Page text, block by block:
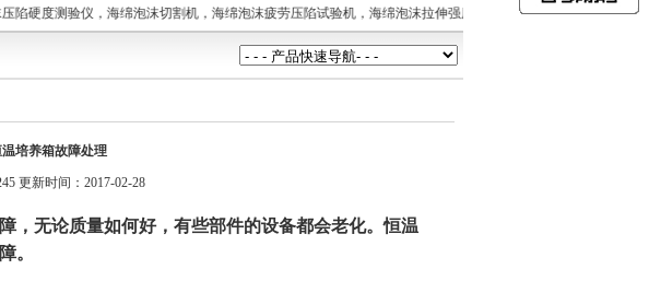
硬度测验仪，海绵泡沫切割机，海绵泡沫疲劳压陷试验机，海绵泡沫拉伸强度试验机，摆锤式冲击试
培养箱故障处理
更新时间：2017-02-28
，无论质量如何好，有些部件的设备都会老化。恒温
。